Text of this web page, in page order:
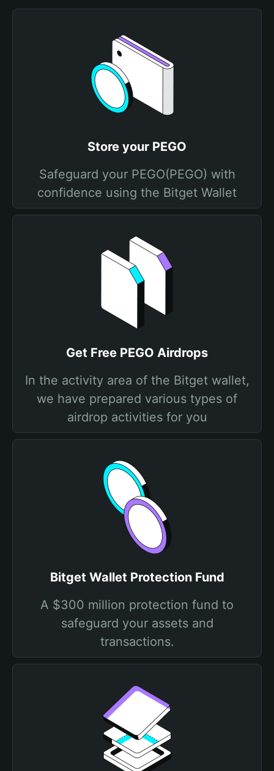
Store your PEGO
Safeguard your PEGO(PEGO) with
confidence using the Bitget Wallet
Get Free PEGO Airdrops
In the activity area of the Bitget wallet,
we have prepared various types of
airdrop activities for you
Bitget Wallet Protection Fund
A $300 million protection fund to
safeguard your assets and
transactions.